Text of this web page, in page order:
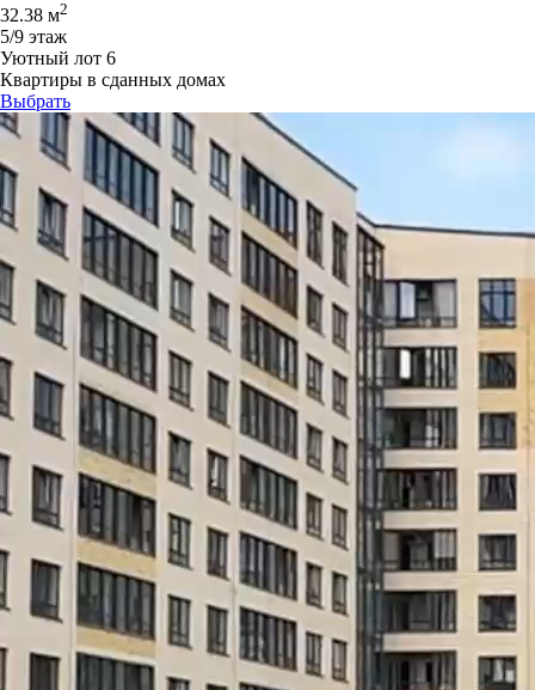
32.38 м2
5/9 этаж
Уютный лот 6
Квартиры в сданных домах
Выбрать